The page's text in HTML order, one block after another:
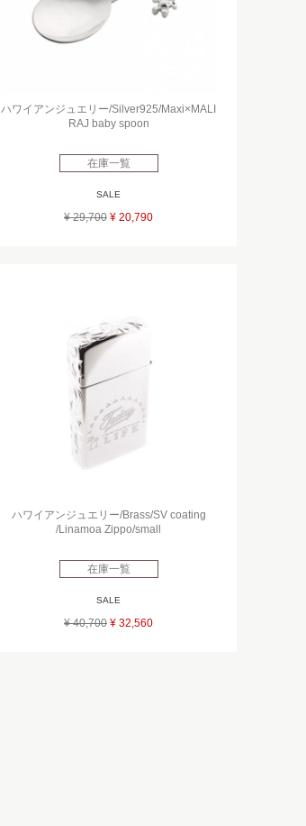
ハワイアンジュエリー/Silver925/Maxi×MALI
RAJ baby spoon
在庫一覧
SALE
¥ 29,700 ¥ 20,790
ハワイアンジュエリー/Brass/SV coating
/Linamoa Zippo/small
在庫一覧
SALE
¥ 40,700 ¥ 32,560